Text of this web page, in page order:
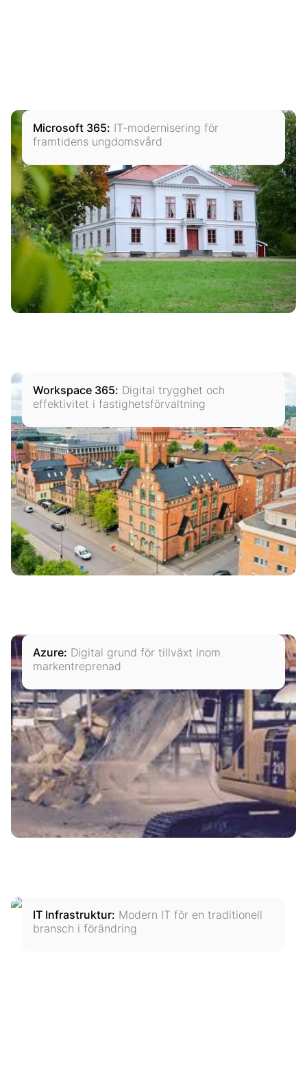
Microsoft 365: IT-modernisering för
framtidens ungdomsvård
Workspace 365: Digital trygghet och
effektivitet i fastighetsförvaltning
Azure: Digital grund för tillväxt inom
markentreprenad
IT Infrastruktur: Modern IT för en traditionell
bransch i förändring